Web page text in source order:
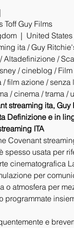
Toff Guy Films
|  United
ita / Guy
Altadefinizione /
/ cineblog /
film azione / senza
/ cinema / trama /
streaming ita,
Definizione e in
ITA
Covenant
spesso usata per
cinematografica
per
o atmosfera per
programmate
e